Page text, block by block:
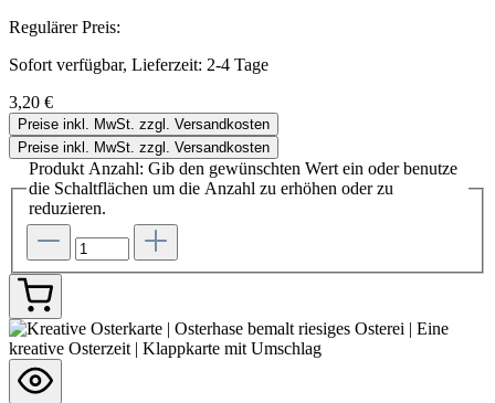
Regulärer Preis:
Sofort verfügbar, Lieferzeit: 2-4 Tage
3,20 €
Preise inkl. MwSt. zzgl. Versandkosten
Preise inkl. MwSt. zzgl. Versandkosten
Produkt Anzahl: Gib den gewünschten Wert ein oder benutze
die Schaltflächen um die Anzahl zu erhöhen oder zu
reduzieren.